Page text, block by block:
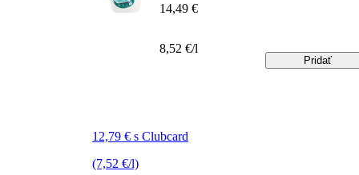
12,79 € s Clubcard
(7,52 €/l)
14,49 €
8,52 €/l
Pridať